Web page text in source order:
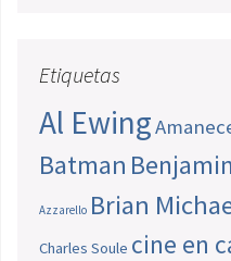
Etiquetas
Al Ewing
Batman
Azzarello Brian
Charles Soule cine en